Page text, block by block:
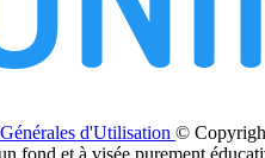
d'Utilisation ©
fond et à visée purement